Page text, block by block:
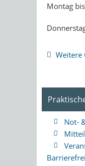
Montag
Weitere
Not-